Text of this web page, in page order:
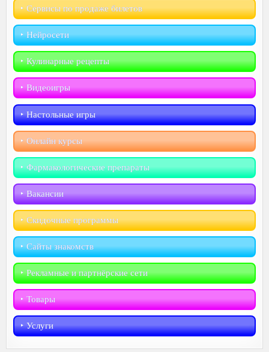
‣︎ Сервисы по продаже билетов
‣︎ Нейросети
‣︎ Кулинарные рецепты
‣︎ Видеоигры
‣︎ Настольные игры
‣︎ Онлайн курсы
‣︎ Фармакологические препараты
‣︎ Вакансии
‣︎ Скидочные программы
‣︎ Сайты знакомств
‣︎ Рекламные и партнёрские сети
‣︎ Товары
‣︎ Услуги